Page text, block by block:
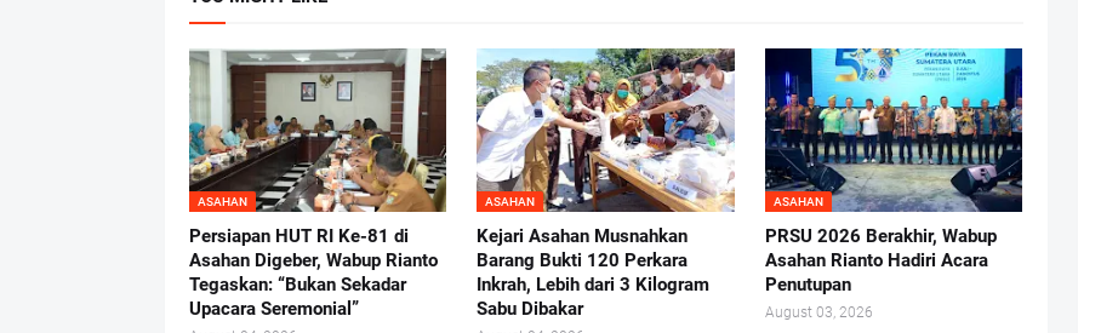
ASAHAN
Persiapan HUT RI Ke-81 di
Asahan Digeber, Wabup Rianto
Tegaskan: “Bukan Sekadar
Upacara Seremonial”
ASAHAN
Kejari Asahan Musnahkan
Barang Bukti 120 Perkara
Inkrah, Lebih dari 3 Kilogram
Sabu Dibakar
ASAHAN
PRSU 2026 Berakhir, Wabup
Asahan Rianto Hadiri Acara
Penutupan
August 03, 2026